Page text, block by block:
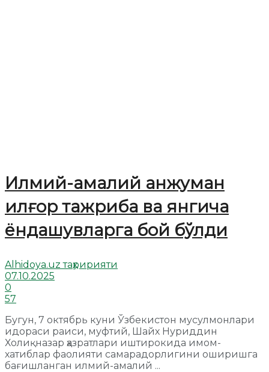
Илмий-амалий анжуман
илғор тажриба ва янгича
ёндашувларга бой бўлди
Alhidoya.uz таҳририяти
07.10.2025
0
57
Бугун, 7 октябрь куни Ўзбекистон мусулмонлари
идораси раиси, муфтий, Шайх Нуриддин
Холиқназар ҳазратлари иштирокида имом-
хатиблар фаолияти самарадорлигини оширишга
бағишланган илмий-амалий ...